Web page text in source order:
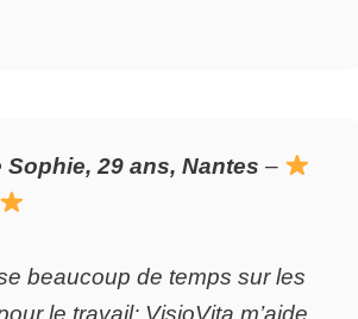
Sophie, 29 ans, Nantes –
beaucoup de temps sur les
le travail; VisioVita m’aide